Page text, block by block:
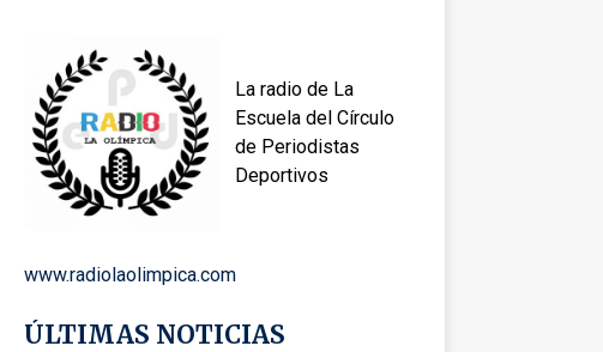
La radio de La
Escuela del Círculo
de Periodistas
Deportivos
www.radiolaolimpica.com
ÚLTIMAS NOTICIAS